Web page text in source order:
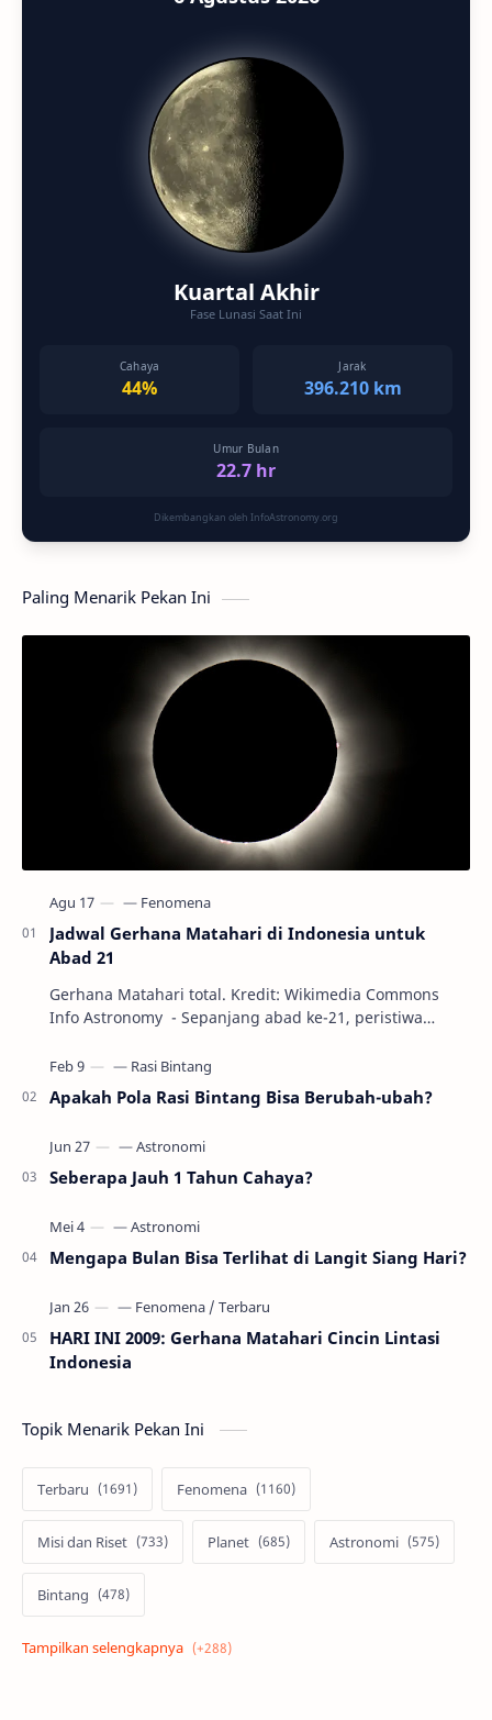
Kuartal Akhir
Fase Lunasi Saat Ini
Cahaya
44%
Jarak
396.210 km
Umur Bulan
22.7 hr
Dikembangkan oleh InfoAstronomy.org
Paling Menarik Pekan Ini
Jadwal Gerhana Matahari di Indonesia untuk
Abad 21
Gerhana Matahari total. Kredit: Wikimedia Commons
Info Astronomy - Sepanjang abad ke-21, peristiwa
Apakah Pola Rasi Bintang Bisa Berubah-ubah?
Seberapa Jauh 1 Tahun Cahaya?
Mengapa Bulan Bisa Terlihat di Langit Siang Hari?
HARI INI 2009: Gerhana Matahari Cincin Lintasi
Indonesia
Topik Menarik Pekan Ini
Terbaru Fenomena
Misi dan Riset Planet Astronomi
Bintang
Alam semesta Galaksi